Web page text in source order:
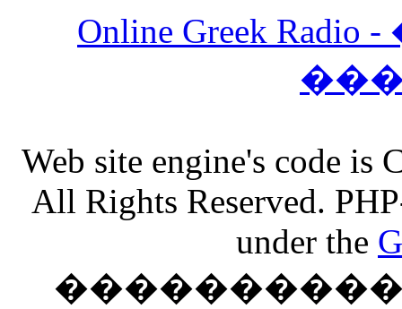
Online Greek
Web site engine's code
All Rights Reserved.
under the
����������